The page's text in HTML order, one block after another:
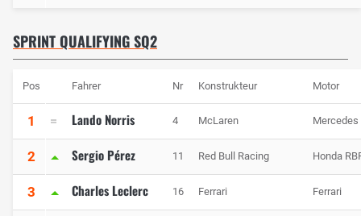
SPRINT QUALIFYING SQ2
Pos Fahrer Nr Konstrukteur Motor
1 Lando Norris 4 McLaren Mercedes
2 Sergio Pérez 11 Red Bull Racing Honda
3 Charles Leclerc 16 Ferrari Ferrari